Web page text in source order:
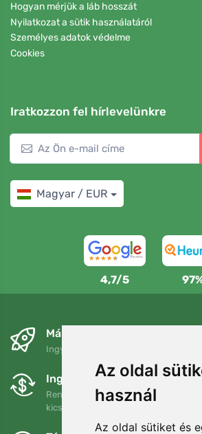
Az oldal
használ
Az oldal sütiket és
Hogyan mérjük a láb hosszát
Nyilatkozat a sütik használatáról
Személyes adatok védelme
Cookies
Iratkozzon fel hírlevelünkre
Magyar / EUR
4,7/5
Másnapra és ingyenesen
Ingyenes szállítás a következő összeg
Ingyenes csere és
Rendelését 90 napon belül bármikor
kicserélheti.